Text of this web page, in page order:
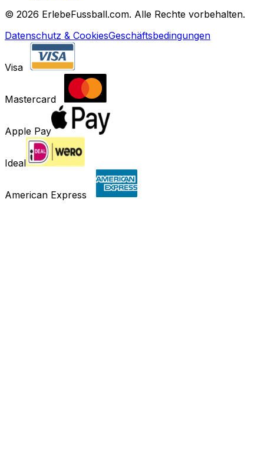
© 2026 ErlebeFussball.com. Alle Rechte vorbehalten.
Datenschutz & CookiesGeschäftsbedingungen
Visa
Mastercard
Apple Pay
Ideal
American Express